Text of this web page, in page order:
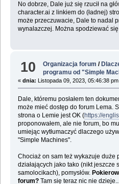
No dobrze, Dale już się rzucił na
character.ai z linkiem do (ładnej)
może przeczuwacie, Dale to nadal
wynalazczej. Można spodziewać
10 Organizacja forum /
programu od "Simple
« dnia: Listopada 09, 2023, 05:46:38
Dale, któremu posłałem ten
może mieć dostęp do forum Lema.
strona o Lemie jest OK (https://
proponowałem, ale nie forum, bo
umiejąc wytłumaczyć dlaczego
"Simple Machines".
Chociaż on sam też wykazuje duże
działających jako tako (nikt jeszcze
samolocikach), pomysłów.
forum?Tam się teraz nic nie